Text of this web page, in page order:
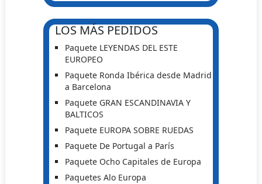
LOS MÁS PEDIDOS
Paquete LEYENDAS DEL ESTE
EUROPEO
Paquete Ronda Ibérica desde Madrid
a Barcelona
Paquete GRAN ESCANDINAVIA Y
BALTICOS
Paquete EUROPA SOBRE RUEDAS
Paquete De Portugal a París
Paquete Ocho Capitales de Europa
Paquetes Alo Europa